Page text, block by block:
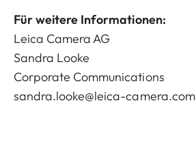
Für weitere Informationen:
Leica Camera AG
Sandra Looke
Corporate Communications
sandra.looke@leica-camera.com